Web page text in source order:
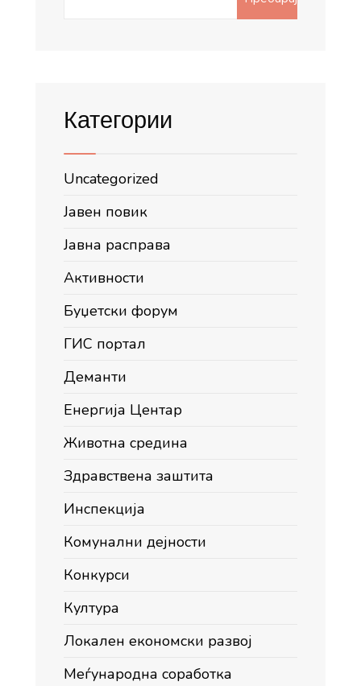
Категории
Uncategorized
Јавен повик
Јавна расправа
Активности
Буџетски форум
ГИС портал
Деманти
Енергија Центар
Животна средина
Здравствена заштита
Инспекција
Комунални дејности
Конкурси
Култура
Локален економски развој
Меѓународна соработка